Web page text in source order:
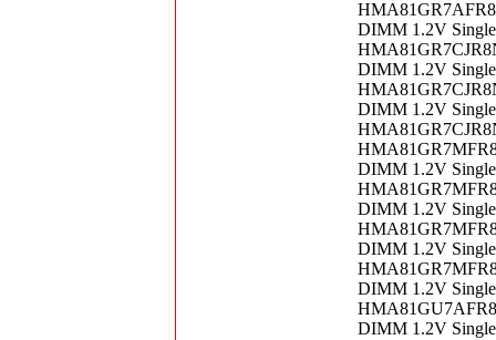
DIMM 1.2V
DIMM 1.2V
DIMM 1.2V
DIMM 1.2V
DIMM 1.2V
DIMM 1.2V
DIMM 1.2V
DIMM 1.2V